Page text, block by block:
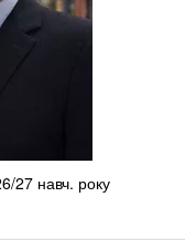
27 навч. року